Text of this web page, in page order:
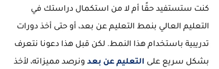
كنت ستستفيد حقًا أم لا من استكمال دراستك في
التعليم العالي بنمط التعليم عن بعد، أو حتى أخذ دورات
تدريبية باستخدام هذا النمط. لكن قبل هذا دعونا نتعرف
بشكل سريع على التعليم عن بعد ونرصد مميزاته، لأخذ